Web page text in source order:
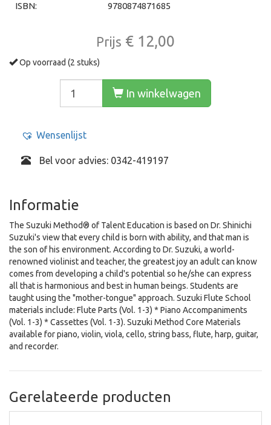
ISBN:
9780874871685
Prijs € 12,00
Op voorraad (2 stuks)
In winkelwagen
Wensenlijst
Bel voor advies: 0342-419197
Informatie
The Suzuki Method® of Talent Education is based on Dr. Shinichi
Suzuki's view that every child is born with ability, and that man is
the son of his environment. According to Dr. Suzuki, a world-
renowned violinist and teacher, the greatest joy an adult can know
comes from developing a child's potential so he/she can express
all that is harmonious and best in human beings. Students are
taught using the "mother-tongue" approach. Suzuki Flute School
materials include: Flute Parts (Vol. 1-3) * Piano Accompaniments
(Vol. 1-3) * Cassettes (Vol. 1-3). Suzuki Method Core Materials
available for piano, violin, viola, cello, string bass, flute, harp, guitar,
and recorder.
Gerelateerde producten